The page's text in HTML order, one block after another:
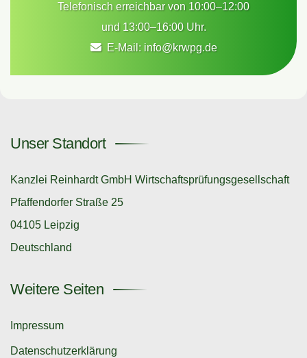
Telefonisch erreichbar von 10:00–12:00
und 13:00–16:00 Uhr.
E-Mail: info@krwpg.de
Unser Standort
Kanzlei Reinhardt GmbH Wirtschaftsprüfungsgesellschaft
Pfaffendorfer Straße 25
04105 Leipzig
Deutschland
Weitere Seiten
Impressum
Datenschutzerklärung